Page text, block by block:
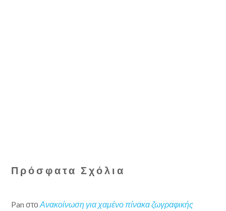
Πρόσφατα Σχόλια
Pan στοΑνακοίνωση για χαμένο πίνακα ζωγραφικής